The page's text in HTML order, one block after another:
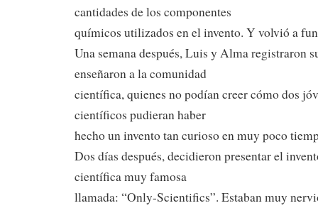
cantidades de los componentes
químicos utilizados en el invento. Y volvió a
Una semana después, Luis y Alma registraron
enseñaron a la comunidad
científica, quienes no podían creer cómo dos
científicos pudieran haber
hecho un invento tan curioso en muy poco
Dos días después, decidieron presentar el
científica muy famosa
llamada: “Only-Scientifics”. Estaban muy